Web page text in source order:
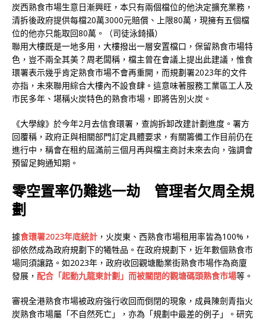
炭西熟食市場生意日漸興旺，本只有兩個檔位的他決定擴充業務，
清拆後政府提供每檔20萬3000元賠償、上限80萬，現擁有五個檔
位的他亦只能取回80萬。（司徒泳錡攝）
聯用大樓既是一地多用，大樓撥出一層安置檔口，保留熟食市場特
色，豈不兩全其美？周老闆稱，檔主曾在會議上提出此建議，惟食
環署表示幾乎肯定熟食市場不會再重開，而規劃署2023年的文件
亦指，未來聯用綜合大樓內不設食肆。這意味著服務工業區工人及
市民多年、堪稱火炭特色的熟食市場，即將告別火炭。
《大學線》於今年2月去信食環署，查詢拆卸改建計劃進度。署方
回覆稱，政府正與相關部門訂定具體要求，有關籌備工作目前仍在
進行中，稱會在租約屆滿前三個月再與檔主商討未來去向，強調會
預留足夠通知期。
零空置率仍難逃一劫 管理者欠周全規
劃
據食環署2023年底統計 ，火炭東、西熟食市場租用率皆為100%，
卻依然成為政府規劃下的犧牲品。在政府規劃下，近年數個熟食市
場同須讓路。如2023年，政府收回觀塘勵業街熟食市場作為商廈
發展， 配合「起動九龍東計劃」而被關閉的觀塘碼頭熟食市場等。
審視全港熟食市場被政府強行收回而倒閉的現象，成員陳劍青指火
炭熟食市場屬「不自然死亡」，亦為「規劃中最差的例子」。研究